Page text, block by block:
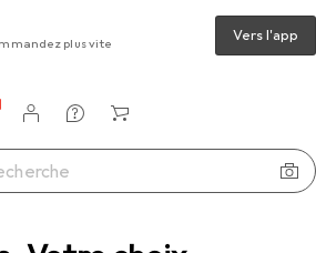
plus vite Vers l'app
client
de comparaison
d'envies
Étagère Beliani Orilla